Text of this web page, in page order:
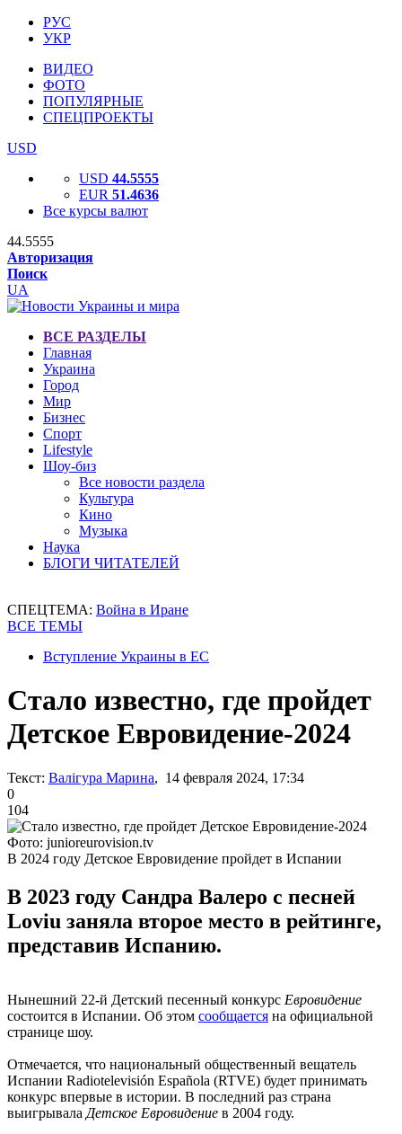
РУС
УКР
ВИДЕО
ФОТО
ПОПУЛЯРНЫЕ
СПЕЦПРОЕКТЫ
USD
USD 44.5555
EUR 51.4636
Все курсы валют
44.5555
Авторизация
Поиск
UA
ВСЕ РАЗДЕЛЫ
Главная
Украина
Город
Мир
Бизнес
Спорт
Lifestyle
Шоу-биз
Все новости раздела
Культура
Кино
Музыка
Наука
БЛОГИ ЧИТАТЕЛЕЙ
СПЕЦТЕМА: Война в Иране
ВСЕ ТЕМЫ
Вступление Украины в ЕС
Стало известно, где пройдет
Детское Евровидение-2024
Текст: Валігура Марина, 14 февраля 2024, 17:34
0
104
Фото: junioreurovision.tv
В 2024 году Детское Евровидение пройдет в Испании
В 2023 году Сандра Валеро с песней
Loviu заняла второе место в рейтинге,
представив Испанию.
Нынешний 22-й Детский песенный конкурс Евровидение
состоится в Испании. Об этом сообщается на официальной
странице шоу.
Отмечается, что национальный общественный вещатель
Испании Radiotelevisión Española (RTVE) будет принимать
конкурс впервые в истории. В последний раз страна
выигрывала Детское Евровидение в 2004 году.